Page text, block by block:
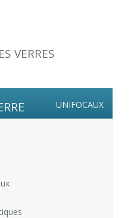
VERRES
UNIFOCAUX